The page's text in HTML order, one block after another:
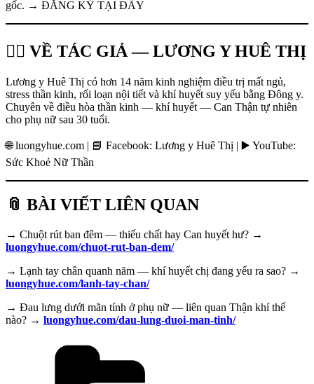
gốc. → ĐĂNG KÝ TẠI ĐÂY
👩‍⚕️ VỀ TÁC GIẢ — LƯƠNG Y HUÊ THỊ
Lương y Huê Thị có hơn 14 năm kinh nghiệm điều trị mất ngủ,
stress thần kinh, rối loạn nội tiết và khí huyết suy yếu bằng Đông y.
Chuyên về điều hòa thần kinh — khí huyết — Can Thận tự nhiên
cho phụ nữ sau 30 tuổi.
🌐 luongyhue.com | 📘 Facebook: Lương y Huê Thị | ▶️ YouTube:
Sức Khoẻ Nữ Thần
📎 BÀI VIẾT LIÊN QUAN
→ Chuột rút ban đêm — thiếu chất hay Can huyết hư? →
luongyhue.com/chuot-rut-ban-dem/
→ Lạnh tay chân quanh năm — khí huyết chị đang yếu ra sao? →
luongyhue.com/lanh-tay-chan/
→ Đau lưng dưới mãn tính ở phụ nữ — liên quan Thận khí thế
nào? → luongyhue.com/dau-lung-duoi-man-tinh/